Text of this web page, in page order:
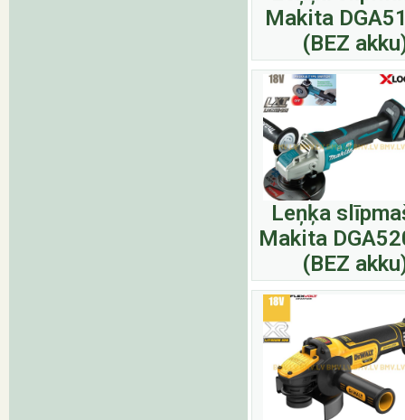
Makita
(BEZ
Leņķa
Makita
(BEZ